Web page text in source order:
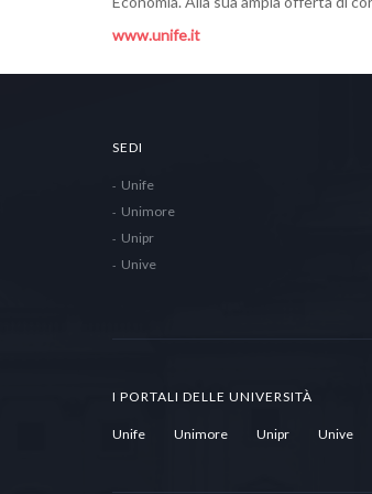
www.unife.it
SEDI
Unife
Unimore
Unipr
Unive
I PORTALI DELLE UNIVERSITÀ
Unife Unimore Unipr Unive